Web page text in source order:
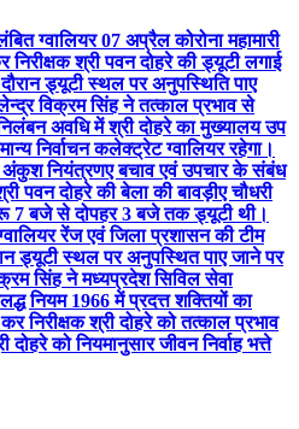
ग्वालियर 07 अप्रैल कोरोना महामारी
श्री पवन दोहरे की ड्यूटी लगाई
ड्यूटी स्थल पर अनुपस्थिति पाए
विक्रम सिंह ने तत्काल प्रभाव से
अवधि में श्री दोहरे का मुख्यालय उप
निर्वाचन कलेक्ट्रेट ग्वालियर रहेगा।
अंकुश नियंत्रणए बचाव एवं उपचार के संबंध
पवन दोहरे की बेला की बावड़ीए चौधरी
7 बजे से दोपहर 3 बजे तक ड्यूटी थी।
रेंज एवं जिला प्रशासन की टीम
ड्यूटी स्थल पर अनुपस्थित पाए जाने पर
सिंह ने मध्यप्रदेश सिविल सेवा
नियम 1966 में प्रदत्त शक्तियों का
निरीक्षक श्री दोहरे को तत्काल प्रभाव
को नियमानुसार जीवन निर्वाह भत्ते